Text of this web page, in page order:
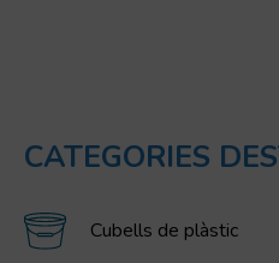
CATEGORIES
Cubells de plàstic